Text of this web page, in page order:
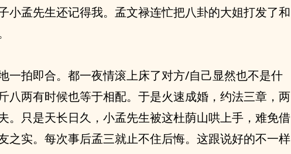
小孟先生还记得我。孟文禄连忙把八卦的大姐打发了和
一拍即合。都一夜情滚上床了对方/自己显然也不是什
八两有时候也等于相配。于是火速成婚，约法三章，两
。只是天长日久，小孟先生被这杜荫山哄上手，难免借
之实。每次事后孟三就止不住后悔。这跟说好的不一样